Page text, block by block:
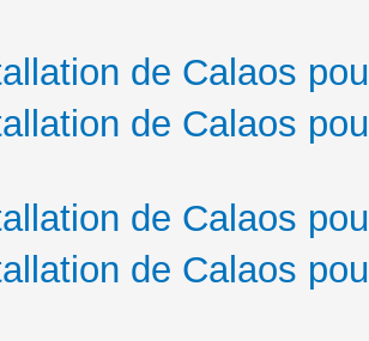
de Calaos
de Calaos
de Calaos
de Calaos